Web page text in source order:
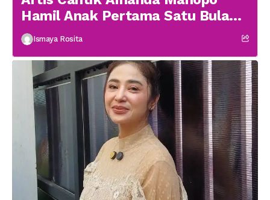
Hamil Anak Pertama Satu Bulan
menikah
Ismaya Rosita